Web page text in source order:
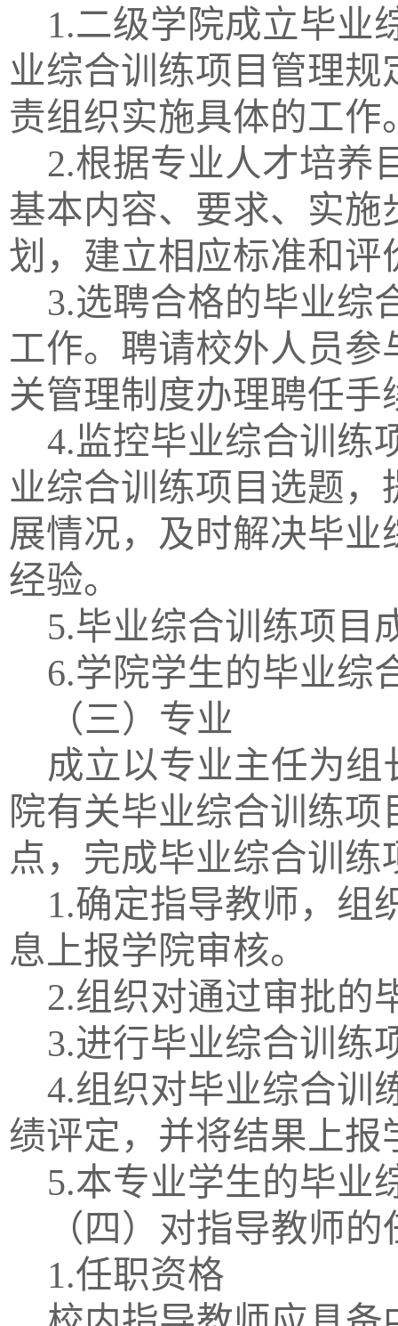
1.二级学院成立毕业
业综合训练项目管理
责组织实施具体的工作
2.根据专业人才培养
基本内容、要求、实
划，建立相应标准和评
3.选聘合格的毕业综
工作。聘请校外人员
关管理制度办理聘任手
4.监控毕业综合训练
业综合训练项目选题
展情况，及时解决毕
经验。
5.毕业综合训练项目
6.学院学生的毕业综
（三）专业
成立以专业主任为
院有关毕业综合训练
点，完成毕业综合训练
1.确定指导教师，组
息上报学院审核。
2.组织对通过审批的
3.进行毕业综合训练
4.组织对毕业综合训
绩评定，并将结果上报
5.本专业学生的毕业
（四）对指导教师
1.任职资格